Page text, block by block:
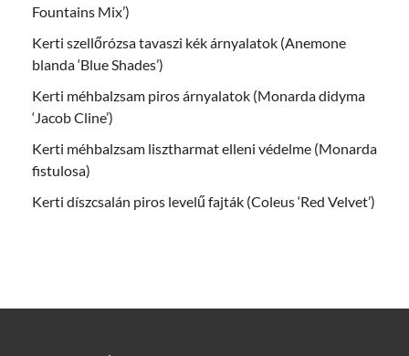
Fountains Mix’)
Kerti szellőrózsa tavaszi kék árnyalatok (Anemone
blanda ‘Blue Shades’)
Kerti méhbalzsam piros árnyalatok (Monarda didyma
‘Jacob Cline’)
Kerti méhbalzsam lisztharmat elleni védelme (Monarda
fistulosa)
Kerti díszcsalán piros levelű fajták (Coleus ‘Red Velvet’)